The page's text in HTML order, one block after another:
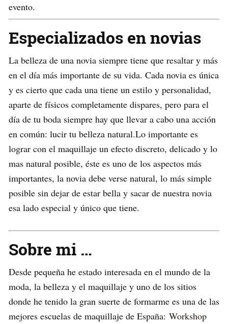
evento.
Especializados en novias
La belleza de una novia siempre tiene que resaltar y más
en el día más importante de su vida. Cada novia es única
y es cierto que cada una tiene un estilo y personalidad,
aparte de físicos completamente dispares, pero para el
día de tu boda siempre hay que llevar a cabo una acción
en común: lucir tu belleza natural.Lo importante es
lograr con el maquillaje un efecto discreto, delicado y lo
mas natural posible, éste es uno de los aspectos más
importantes, la novia debe verse natural, lo más simple
posible sin dejar de estar bella y sacar de nuestra novia
esa lado especial y único que tiene.
Sobre mi …
Desde pequeña he estado interesada en el mundo de la
moda, la belleza y el maquillaje y uno de los sitios
donde he tenido la gran suerte de formarme es una de las
mejores escuelas de maquillaje de España: Workshop